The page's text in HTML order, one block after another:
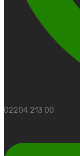
02204 213 00